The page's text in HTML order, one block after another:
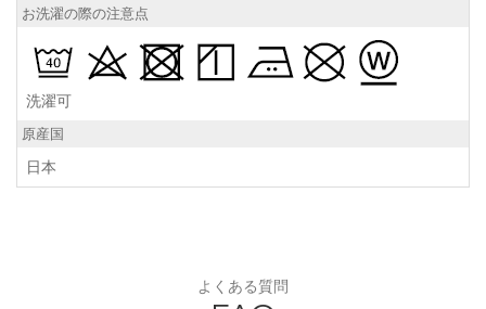
お洗濯の際の注意点
洗濯可
原産国
日本
よくある質問